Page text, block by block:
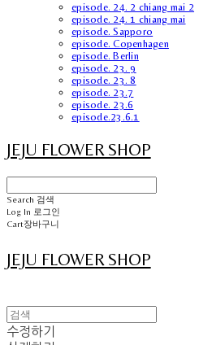
episode. 24. 2 chiang mai 2
episode. 24. 1 chiang mai
episode. Sapporo
episode. Copenhagen
episode. Berlin
episode. 23. 9
episode. 23. 8
episode. 23.7
episode. 23.6
episode.23.6.1
JEJU FLOWER SHOP
Search 검색
Log In 로그인
Cart장바구니
JEJU FLOWER SHOP
수정하기